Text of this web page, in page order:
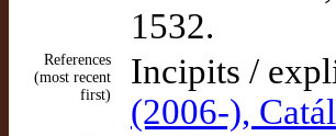
1532.
References
(most recent
first)
Incipits /
(2006-),